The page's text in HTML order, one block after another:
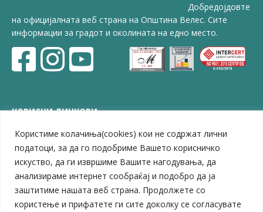
Користиме колачиња(cookies) кои не содржат лични
податоци, за да го подобриме Вашето корисничко
искуство, да ги извршиме Вашите нагодувања, да
анализираме интернет сообраќај и подобро да ја
заштитиме нашата веб страна. Продолжете со
користење и прифатете ги сите доколку се согласувате
Добредојдовте
на официјалната веб страна на Општина Велес. Сите
информации за градот и околината на едно место.
КОРИСНИ ЛИНКОВИ
ЗЕЛС – Заедница на единиците на локална самоуправа
Центар за развој на Вардарски плански регион
Јавно комунално претпријатие „Дервен“
ЈПССО „Парк – спорт и паркинзи“
ЛУ „Народен Музеј“